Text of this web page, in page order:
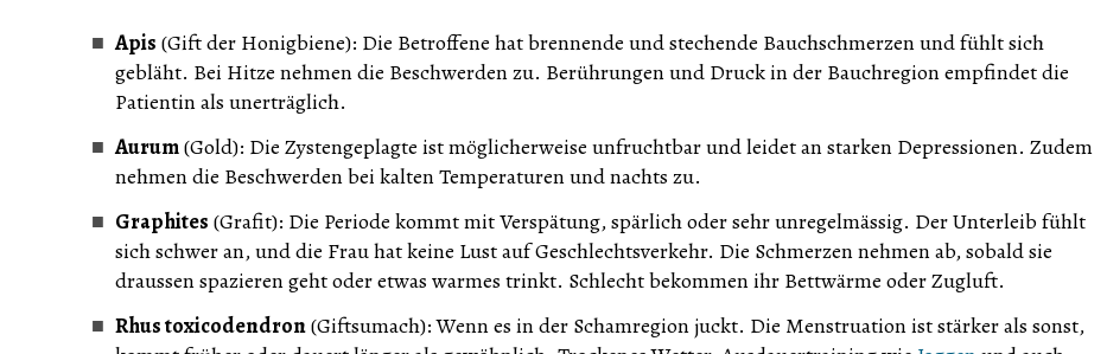
Apis (Gift der Honigbiene): Die Betroffene hat brennende und stechende Bauchschmerzen und fühlt sich
gebläht. Bei Hitze nehmen die Beschwerden zu. Berührungen und Druck in der Bauchregion empfindet die
Patientin als unerträglich.
Aurum(Gold): Die Zystengeplagte ist möglicherweise unfruchtbar und leidet an starken Depressionen. Zudem
nehmen die Beschwerden bei kalten Temperaturen und nachts zu.
Graphites (Grafit): Die Periode kommt mit Verspätung, spärlich oder sehr unregelmässig. Der Unterleib fühlt
sich schwer an, und die Frau hat keine Lust auf Geschlechtsverkehr. Die Schmerzen nehmen ab, sobald sie
draussen spazieren geht oder etwas warmes trinkt. Schlecht bekommen ihr Bettwärme oder Zugluft.
Rhus toxicodendron(Giftsumach): Wenn es in der Schamregion juckt. Die Menstruation ist stärker als sonst,